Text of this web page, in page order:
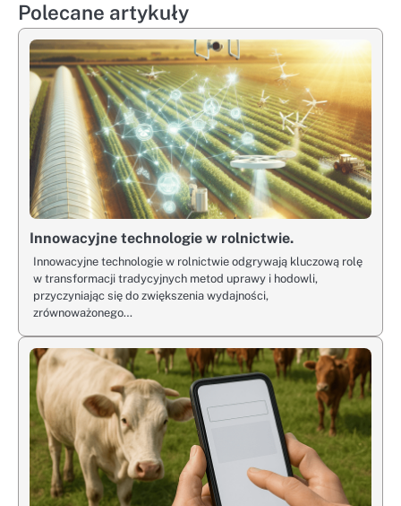
Polecane artykuły
Innowacyjne technologie w rolnictwie.
Innowacyjne technologie w rolnictwie odgrywają kluczową rolę
w transformacji tradycyjnych metod uprawy i hodowli,
przyczyniając się do zwiększenia wydajności,
zrównoważonego…